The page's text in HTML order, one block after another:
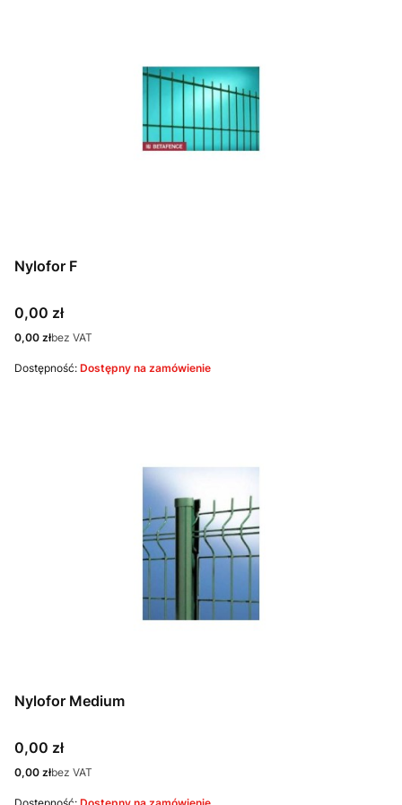
Nylofor F
Cena
0,00 zł
Cena
0,00 złbez VAT
Dostępność: Dostępny na zamówienie
Nylofor Medium
Cena
0,00 zł
Cena
0,00 złbez VAT